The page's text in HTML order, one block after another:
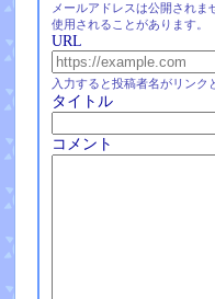
メールアドレスは公開され
使用されることがあります。
URL
入力すると投稿者名がリンク
タイトル
コメント